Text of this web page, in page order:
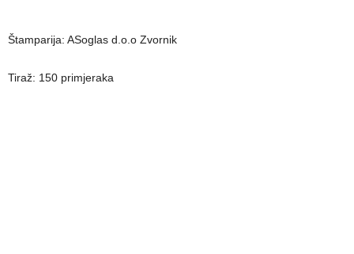
Štamparija: ASoglas d.o.o Zvornik
Tiraž: 150 primjeraka